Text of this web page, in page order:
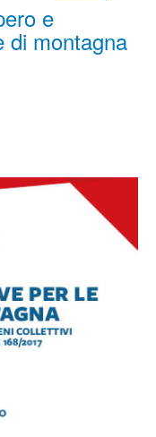
e
di montagna